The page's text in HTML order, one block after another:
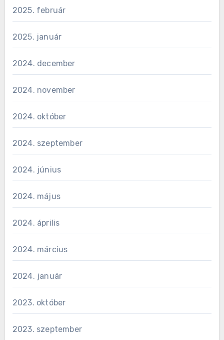
2025. február
2025. január
2024. december
2024. november
2024. október
2024. szeptember
2024. június
2024. május
2024. április
2024. március
2024. január
2023. október
2023. szeptember